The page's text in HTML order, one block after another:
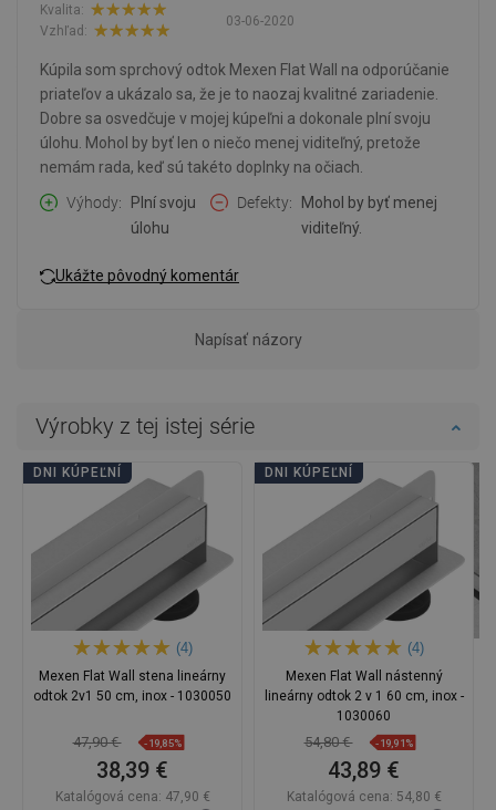
03-06-2020
Kvalita:
Vzhľad:
Kúpila som sprchový odtok Mexen Flat Wall na odporúčanie
priateľov a ukázalo sa, že je to naozaj kvalitné zariadenie.
Dobre sa osvedčuje v mojej kúpeľni a dokonale plní svoju
úlohu. Mohol by byť len o niečo menej viditeľný, pretože
nemám rada, keď sú takéto doplnky na očiach.
Výhody
Plní svoju
úlohu
Defekty
Mohol by byť menej
viditeľný.
Ukážte pôvodný komentár
Napísať názory
Výrobky z tej istej série
DNI KÚPEĽNÍ
(4)
Mexen Flat Wall stena lineárny
odtok 2v1 50 cm, inox - 1030050
47,90 € -19,85%
38,39 €
Katalógová cena: 47,90 €
DNI KÚPEĽNÍ
(4)
Mexen Flat Wall nástenný
lineárny odtok 2 v 1 60 cm, inox -
1030060
54,80 € -19,91%
43,89 €
Katalógová cena: 54,80 €